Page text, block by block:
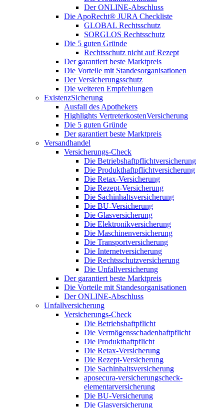
Der ONLINE-Abschluss
Die ApoRecht® JURA Checkliste
GLOBAL Rechtsschutz
SORGLOS Rechtsschutz
Die 5 guten Gründe
Rechtsschutz nicht auf Rezept
Der garantiert beste Marktpreis
Die Vorteile mit Standesorganisationen
Der Versicherungsschutz
Die weiteren Empfehlungen
ExistenzSicherung
Ausfall des Apothekers
Highlights VertreterkostenVersicherung
Die 5 guten Gründe
Der garantiert beste Marktpreis
Versandhandel
Versicherungs-Check
Die Betriebshaftpflichtversicherung
Die Produkthaftpflichtversicherung
Die Retax-Versicherung
Die Rezept-Versicherung
Die Sachinhaltsversicherung
Die BU-Versicherung
Die Glasversicherung
Die Elektronikversicherung
Die Maschinenversicherung
Die Transportversicherung
Die Internetversicherung
Die Rechtsschutzversicherung
Die Unfallversicherung
Der garantiert beste Marktpreis
Die Vorteile mit Standesorganisationen
Der ONLINE-Abschluss
Unfallversicherung
Versicherungs-Check
Die Betriebshaftpflicht
Die Vermögensschadenhaftpflicht
Die Produkthaftpflicht
Die Retax-Versicherung
Die Rezept-Versicherung
Die Sachinhaltsversicherung
aposecura-versicherungscheck-
elementarversicherung
Die BU-Versicherung
Die Glasversicherung